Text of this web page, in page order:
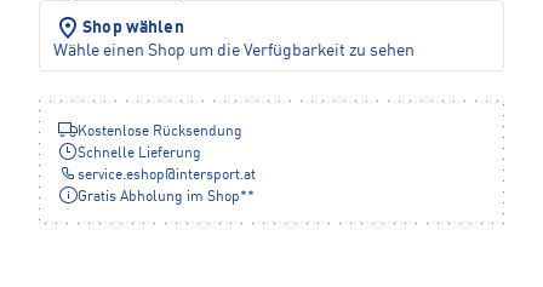
Shop wählen
Wähle einen Shop um die Verfügbarkeit zu sehen
Kostenlose Rücksendung
Schnelle Lieferung
service.eshop@intersport.at
Gratis Abholung im Shop**